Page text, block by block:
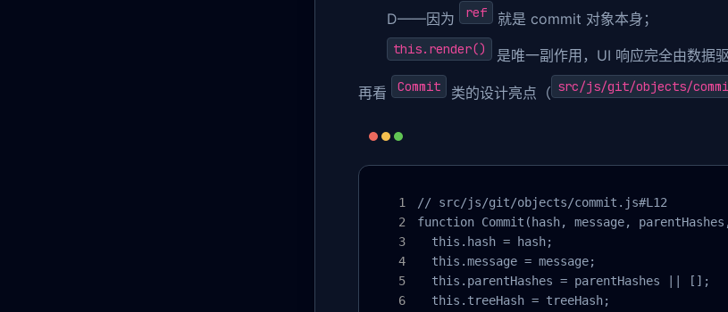
D——因为
ref 就是 commit 对象本身；
this.render() 是唯一副作用，UI 响应完全由数据
再看 Commit 类的设计亮点（ src/js/git/objects/
// src/js/git/objects/commit.js#L12
function Commit(hash, message,
  this.hash = hash;
  this.message = message;
  this.parentHashes = parentHashes || [];
  this.treeHash = treeHash;